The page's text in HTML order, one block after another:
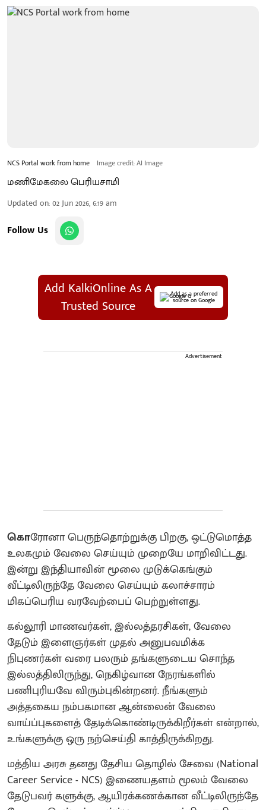
NCS Portal work from home Image credit: AI Image
மணிமேகலை பெரியசாமி
Updated on:02 Jun 2026, 6:19 am
Follow Us
Add KalkiOnline As A
Trusted Source
Add as a preferred
source on Google
Advertisement
கொரோனா பெருந்தொற்றுக்கு பிறகு, ஒட்டுமொத்த
உலகமும் வேலை செய்யும் முறையே மாறிவிட்டது.
இன்று இந்தியாவின் மூலை முடுக்கெங்கும்
வீட்டிலிருந்தே வேலை செய்யும் கலாச்சாரம்
மிகப்பெரிய வரவேற்பைப் பெற்றுள்ளது.
கல்லூரி மாணவர்கள், இல்லத்தரசிகள், வேலை
தேடும் இளைஞர்கள் முதல் அனுபவமிக்க
நிபுணர்கள் வரை பலரும் தங்களுடைய சொந்த
இல்லத்திலிருந்து, நெகிழ்வான நேரங்களில்
பணிபுரியவே விரும்புகின்றனர். நீங்களும்
அத்தகைய நம்பகமான ஆன்லைன் வேலை
வாய்ப்புகளைத் தேடிக்கொண்டிருக்கிறீர்கள் என்றால்,
உங்களுக்கு ஒரு நற்செய்தி காத்திருக்கிறது.
மத்திய அரசு தனது தேசிய தொழில் சேவை (National
Career Service - NCS) இணையதளம் மூலம் வேலை
தேடுபவர் களுக்கு, ஆயிரக்கணக்கான வீட்டிலிருந்தே